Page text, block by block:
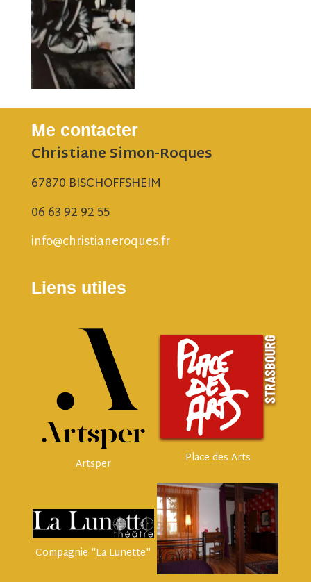
Me contacter
Christiane Simon-Roques
67870 BISCHOFFSHEIM
06 63 92 92 55
info@christianeroques.fr
Liens utiles
Artsper Place des Arts
Compagnie "La Lunette"